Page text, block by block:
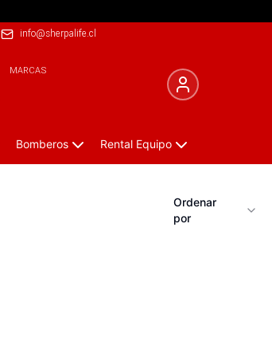
info@sherpalife.cl
MARCAS
Bomberos Rental Equipo
Ordenar
por